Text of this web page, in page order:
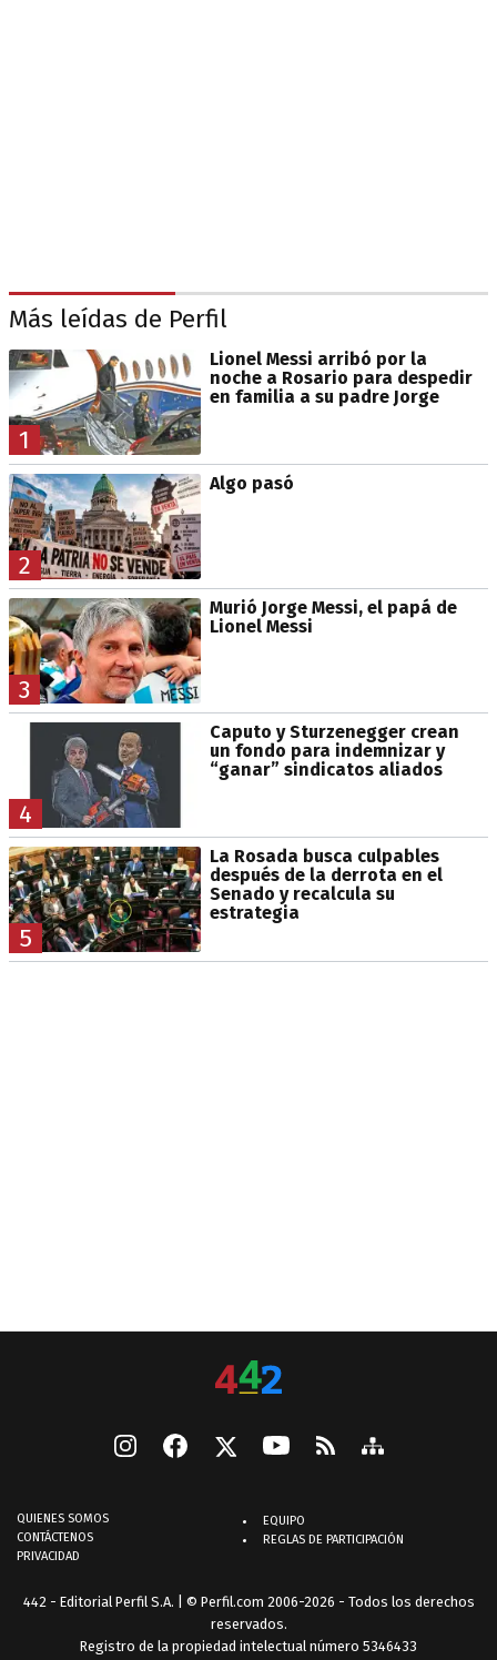
Más leídas de Perfil
1
Lionel Messi arribó por la
noche a Rosario para despedir
en familia a su padre Jorge
2
Algo pasó
3
Murió Jorge Messi, el papá de
Lionel Messi
4
Caputo y Sturzenegger crean
un fondo para indemnizar y
“ganar” sindicatos aliados
5
La Rosada busca culpables
después de la derrota en el
Senado y recalcula su
estrategia
QUIENES SOMOS
CONTÁCTENOS
PRIVACIDAD
EQUIPO
REGLAS DE PARTICIPACIÓN
442 - Editorial Perfil S.A. | © Perfil.com 2006-2026 - Todos los derechos
reservados.
Registro de la propiedad intelectual número 5346433